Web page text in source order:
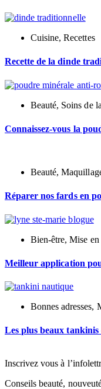
Cuisine,Recettes
Recette de la dinde
Beauté, Soins de
Connaissez-vous la
Beauté,
Réparer nos fards en
Bien-être,Mise
Meilleur application
Bonnes adresses,
Les plus beaux tankinis
Inscrivez vous à
Conseils beauté,